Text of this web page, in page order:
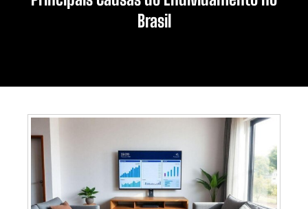
Brasil